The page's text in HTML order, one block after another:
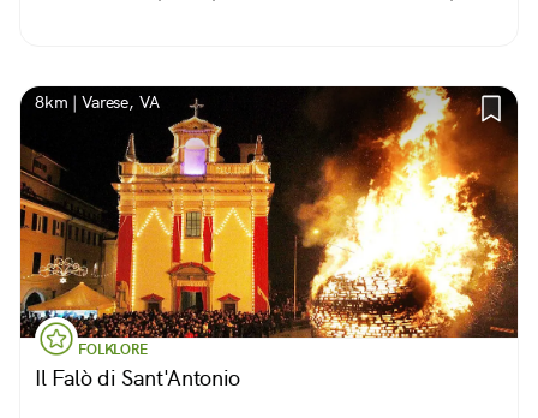
8km | Varese, VA
FOLKLORE
Il Falò di Sant'Antonio